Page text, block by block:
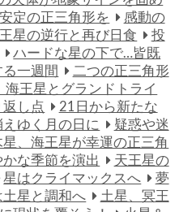
定の正三角形を
感動の
星の逆行と再び日食
投
ハードな星の下で…皆既
一週間
二つの正三角形
海王星とグランドトライ
し点
21日から新たな
ゆく月の日に
疑惑や迷
、海王星が幸運の正三角
な季節を演出
天王星の
星はクライマックスへ
夢
土星と調和へ
土星、冥王